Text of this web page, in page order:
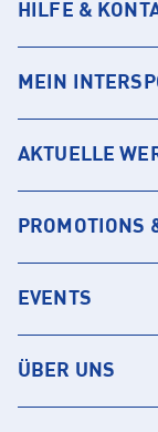
HILFE &
MEIN
AKTUELLE
PROMOTIONS
EVENTS
ÜBER UNS